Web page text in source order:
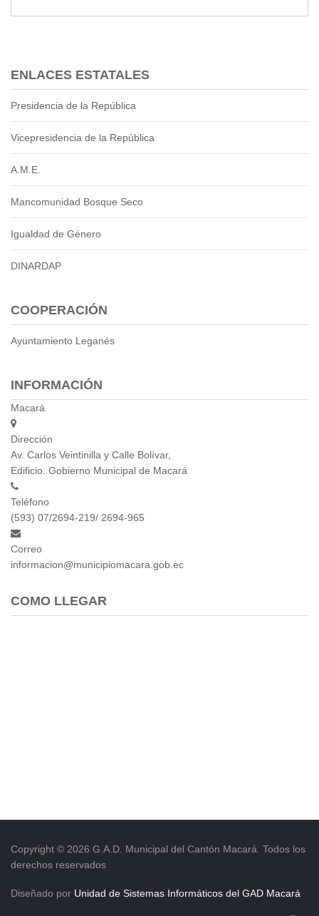
ENLACES ESTATALES
Presidencia de la República
Vicepresidencia de la República
A.M.E.
Mancomunidad Bosque Seco
Igualdad de Género
DINARDAP
COOPERACIÓN
Ayuntamiento Leganés
INFORMACIÓN
Macará
Dirección
Av. Carlos Veintinilla y Calle Bolívar,
Edificio. Gobierno Municipal de Macará
Teléfono
(593) 07/2694-219/ 2694-965
Correo
informacion@municipiomacara.gob.ec
COMO LLEGAR
Copyright © 2026 G.A.D. Municipal del Cantón Macará. Todos los
derechos reservados
Diseñado por Unidad de Sistemas Informáticos del GAD Macará